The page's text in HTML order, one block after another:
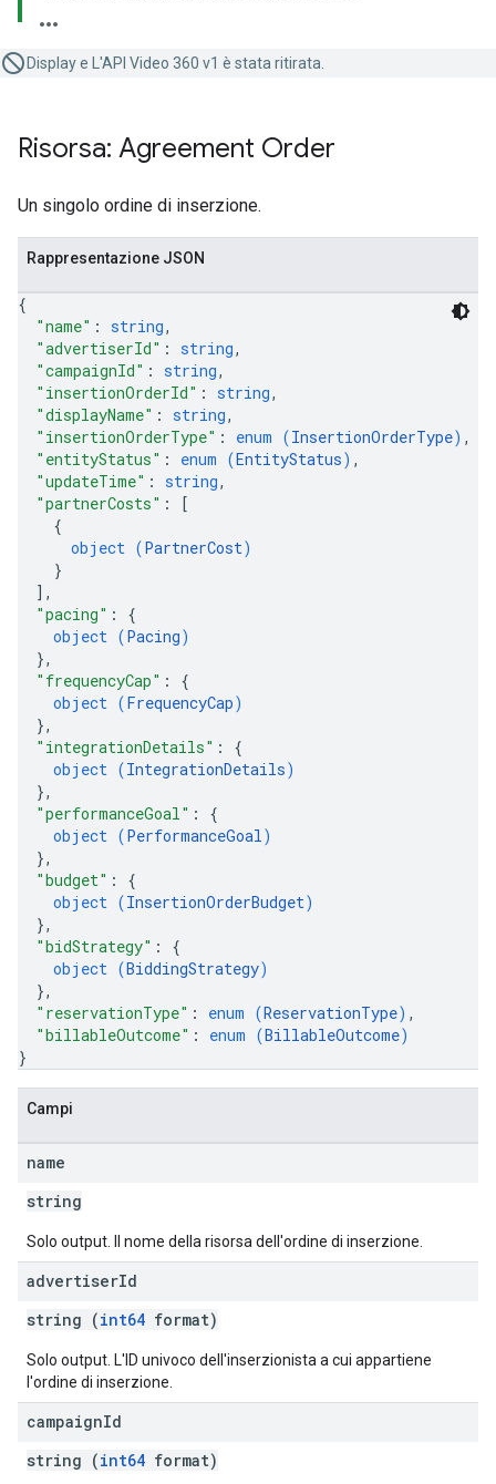
Display e L'API Video 360 v1 è stata ritirata.
Risorsa: Agreement Order
Un singolo ordine di inserzione.
Rappresentazione JSON
{
"name" : string,
"advertiserId" : string,
"campaignId" : string,
"insertionOrderId" : string,
"displayName" : string,
"insertionOrderType" : enum (InsertionOrderType) ,
"entityStatus" : enum (EntityStatus) ,
"updateTime" : string,
"partnerCosts" :
[
{
object (PartnerCost)
}
] ,
"pacing" : {
object (Pacing)
},
"frequencyCap" : {
object (FrequencyCap)
},
"integrationDetails" : {
object (IntegrationDetails)
},
"performanceGoal" : {
object (PerformanceGoal)
},
"budget" : {
object (InsertionOrderBudget)
},
"bidStrategy" : {
object (BiddingStrategy)
},
"reservationType" : enum (ReservationType) ,
"billableOutcome" : enum (BillableOutcome)
}
Campi
name
string
Solo output. Il nome della risorsa dell'ordine di inserzione.
advertiserId
string (int64 format)
Solo output. L'ID univoco dell'inserzionista a cui appartiene
l'ordine di inserzione.
campaignId
string (int64 format)